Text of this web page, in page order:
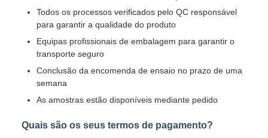
Todos os processos verificados pelo QC responsável
para garantir a qualidade do produto
Equipas profissionais de embalagem para garantir o
transporte seguro
Conclusão da encomenda de ensaio no prazo de uma
semana
As amostras estão disponíveis mediante pedido
Quais são os seus termos de pagamento?